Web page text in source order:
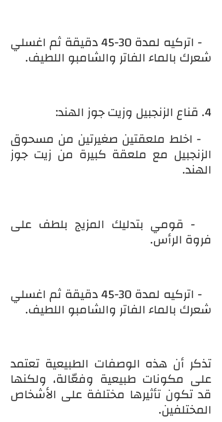
- اتركيه لمدة 30-45 دقيقة ثم اغسلي
شعرك بالماء الفاتر والشامبو اللطيف.
4. قناع الزنجبيل وزيت جوز الهند:
- اخلط ملعقتين صغيرتين من مسحوق
الزنجبيل مع ملعقة كبيرة من زيت جوز
الهند.
- قومي بتدليك المزيج بلطف على
فروة الرأس.
- اتركيه لمدة 30-45 دقيقة ثم اغسلي
شعرك بالماء الفاتر والشامبو اللطيف.
تذكر أن هذه الوصفات الطبيعية تعتمد
على مكونات طبيعية وفعّالة، ولكنها
قد تكون تأثيرها مختلفة على الأشخاص
المختلفين.